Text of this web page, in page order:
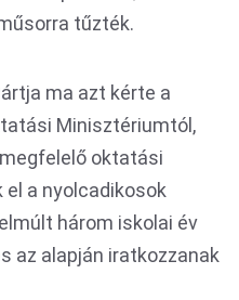
tűzték.
ma azt kérte a
Minisztériumtól,
oktatási
a nyolcadikosok
három iskolai év
az alapján iratkozzanak